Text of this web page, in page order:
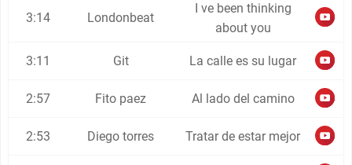
3:14 Londonbeat
I ve been thinking
about you
3:11 Git La calle es su lugar
2:57 Fito paez Al lado del camino
2:53 Diego torres Tratar de estar mejor